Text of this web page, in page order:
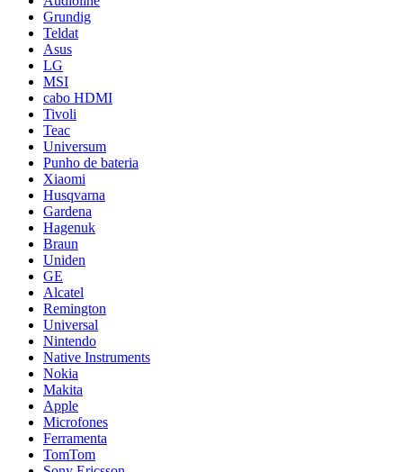
Grundig
Teldat
Asus
LG
MSI
cabo HDMI
Tivoli
Teac
Universum
Punho de bateria
Xiaomi
Husqvarna
Gardena
Hagenuk
Braun
Uniden
GE
Alcatel
Remington
Universal
Nintendo
Native Instruments
Nokia
Makita
Apple
Microfones
Ferramenta
TomTom